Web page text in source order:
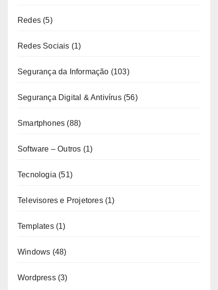
Redes (5)
Redes Sociais (1)
Segurança da Informação (103)
Segurança Digital & Antivírus(56)
Smartphones (88)
Software – Outros (1)
Tecnologia (51)
Televisores e Projetores(1)
Templates(1)
Windows (48)
Wordpress(3)